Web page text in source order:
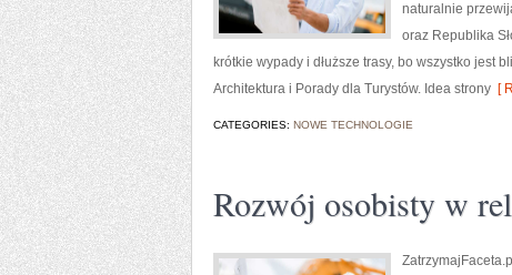
naturalnie
oraz Republika
krótkie wypady i dłuższe trasy, bo wszystko jest
Architektura i Porady dla Turystów. Idea strony [
CATEGORIES: NOWE TECHNOLOGIE
Rozwój osobisty w